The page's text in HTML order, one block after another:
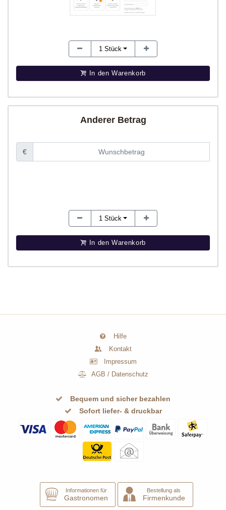
1 Stück
In den Warenkorb
Anderer Betrag
€
1 Stück
In den Warenkorb
Hilfe
Kontakt
Impressum
AGB / Datenschutz
Bequem und sicher bezahlen
Sofort liefer- & druckbar
Informationen für
Gastronomen
Bestellung als
Firmenkunde